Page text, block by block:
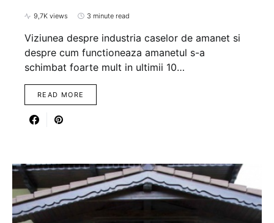
9,7K views 3 minute read
Viziunea despre industria caselor de amanet si
despre cum functioneaza amanetul s-a
schimbat foarte mult in ultimii 10…
READ MORE